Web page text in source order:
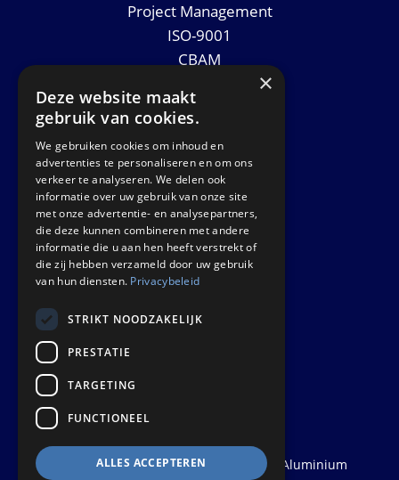
Project Management
ISO-9001
CBAM
Nieuws
GET IN TOUCH
Euralco Europe B.V.
Zinkstraat 24 - E9451
4823 AD Breda
The Netherlands
© 2026Euralco Europe - The Power of Aluminium
×
Deze website maakt
gebruik van cookies.
We gebruiken cookies om inhoud en
advertenties te personaliseren en om ons
verkeer te analyseren. We delen ook
informatie over uw gebruik van onze site
met onze advertentie- en analysepartners,
die deze kunnen combineren met andere
informatie die u aan hen heeft verstrekt of
die zij hebben verzameld door uw gebruik
van hun diensten. Privacybeleid
STRIKT NOODZAKELIJK
PRESTATIE
TARGETING
FUNCTIONEEL
ALLES ACCEPTEREN